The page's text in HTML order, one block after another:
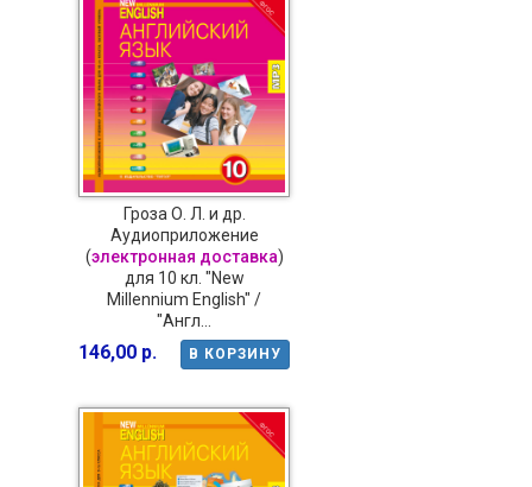
Гроза О. Л. и др.
Аудиоприложение
(электронная доставка)
для 10 кл. "New
Millennium English" /
"Англ...
В КОРЗИНУ
146,00 р.